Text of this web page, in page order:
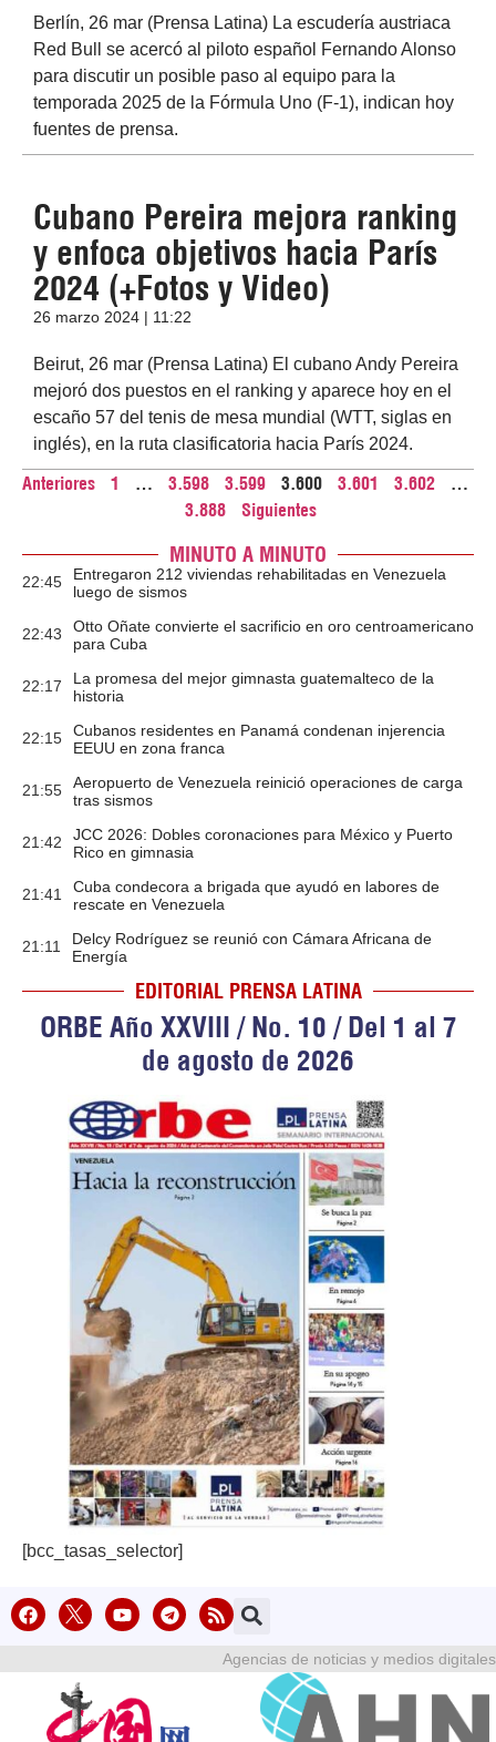
Berlín, 26 mar (Prensa Latina) La escudería austriaca
Red Bull se acercó al piloto español Fernando Alonso
para discutir un posible paso al equipo para la
temporada 2025 de la Fórmula Uno (F-1), indican hoy
fuentes de prensa.
Cubano Pereira mejora ranking
y enfoca objetivos hacia París
2024 (+Fotos y Video)
26 marzo 2024 | 11:22
Beirut, 26 mar (Prensa Latina) El cubano Andy Pereira
mejoró dos puestos en el ranking y aparece hoy en el
escaño 57 del tenis de mesa mundial (WTT, siglas en
inglés), en la ruta clasificatoria hacia París 2024.
Anteriores 1 … 3.598 3.599 3.600 3.601 3.602
…
3.888
Siguientes
MINUTO A MINUTO
22:45
Entregaron 212 viviendas rehabilitadas en Venezuela
luego de sismos
22:43
Otto Oñate convierte el sacrificio en oro centroamericano
para Cuba
22:17
La promesa del mejor gimnasta guatemalteco de la
historia
22:15
Cubanos residentes en Panamá condenan injerencia
EEUU en zona franca
21:55
Aeropuerto de Venezuela reinició operaciones de carga
tras sismos
21:42
JCC 2026: Dobles coronaciones para México y Puerto
Rico en gimnasia
21:41
Cuba condecora a brigada que ayudó en labores de
rescate en Venezuela
21:11
Delcy Rodríguez se reunió con Cámara Africana de
Energía
EDITORIAL PRENSA LATINA
ORBE Año XXVIII / No. 10 / Del 1 al 7
de agosto de 2026
[bcc_tasas_selector]
Agencias de noticias y medios digitales